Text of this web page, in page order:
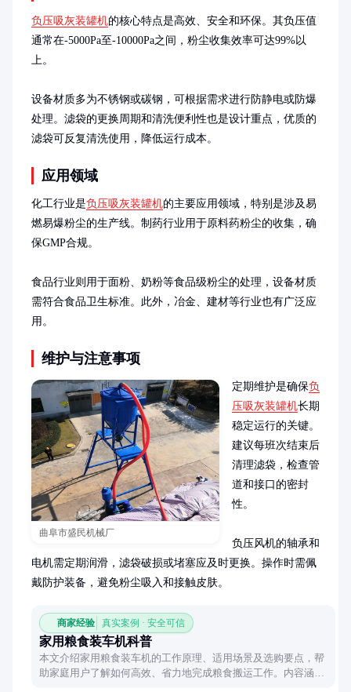
负压吸灰装罐机的核心特点是高效、安全和环保。其负压值
通常在-5000Pa至-10000Pa之间，粉尘收集效率可达99%以
上。
设备材质多为不锈钢或碳钢，可根据需求进行防静电或防爆
处理。滤袋的更换周期和清洗便利性也是设计重点，优质的
滤袋可反复清洗使用，降低运行成本。
应用领域
化工行业是负压吸灰装罐机的主要应用领域，特别是涉及易
燃易爆粉尘的生产线。制药行业用于原料药粉尘的收集，确
保GMP合规。
食品行业则用于面粉、奶粉等食品级粉尘的处理，设备材质
需符合食品卫生标准。此外，冶金、建材等行业也有广泛应
用。
维护与注意事项
曲阜市盛民机械厂
定期维护是确保负
压吸灰装罐机长期
稳定运行的关键。
建议每班次结束后
清理滤袋，检查管
道和接口的密封
性。
负压风机的轴承和
电机需定期润滑，滤袋破损或堵塞应及时更换。操作时需佩
戴防护装备，避免粉尘吸入和接触皮肤。
商家经验 真实案例 · 安全可信
家用粮食装车机科普
本文介绍家用粮食装车机的工作原理、适用场景及选购要点，帮
助家庭用户了解如何高效、省力地完成粮食搬运工作。内容涵盖